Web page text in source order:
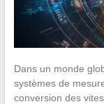
Dans un monde
systèmes de
conversion des